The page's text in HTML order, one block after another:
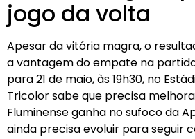
jogo da volta
Apesar da vitória magra, o
a vantagem do empate na
para 21 de maio, às 19h30, no
Tricolor sabe que precisa
Fluminense ganha no sufoco da
ainda precisa evoluir para seguir